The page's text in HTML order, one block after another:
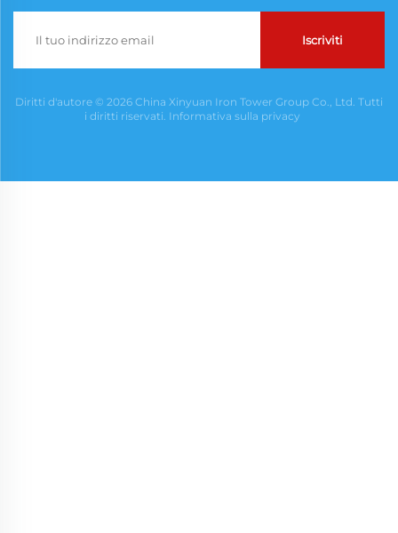
Iscriviti
Diritti d'autore © 2026 China Xinyuan Iron Tower Group Co., Ltd. Tutti
i diritti riservati. Informativa sulla privacy